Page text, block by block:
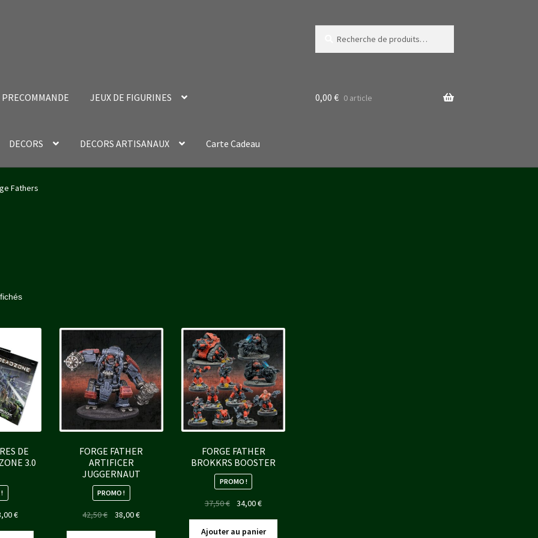
PRECOMMANDE JEUX DE FIGURINES
DECORS DECORS ARTISANAUX Carte Cadeau
Success Page
0,00 € 0 article
Fathers
Trié
plus
ancien
DE
3.0
€Le
FORGE FATHER
ARTIFICER
JUGGERNAUT
PROMO !
42,50€
Le38,00€Le
FORGE FATHER
BROKKRS BOOSTER
PROMO !
37,50€
Le
initial
34,00€Le
actuel
Ajouter au panier